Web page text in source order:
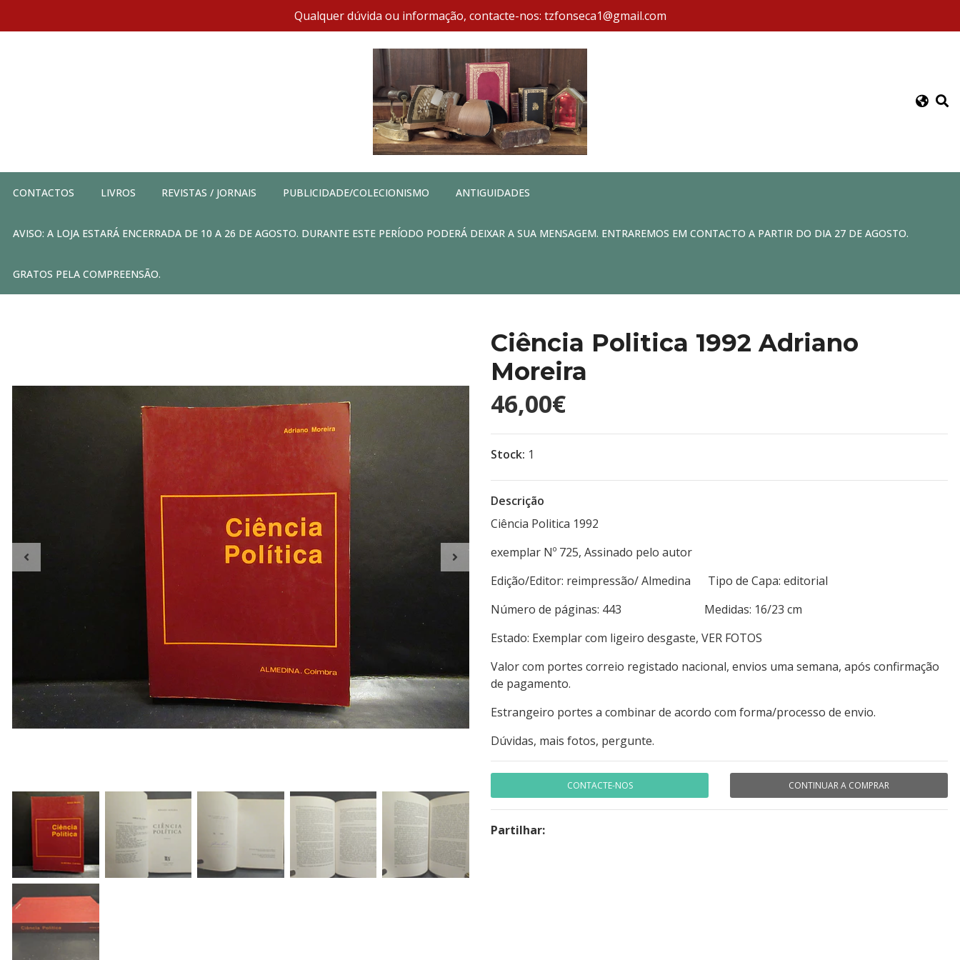
Qualquer dúvida ou informação, contacte-nos: tzfonseca1@gmail.com
CONTACTOS LIVROS REVISTAS / JORNAIS PUBLICIDADE/COLECIONISMO ANTIGUIDADES
AVISO: A LOJA ESTARÁ ENCERRADA DE 10 A 26 DE AGOSTO. DURANTE ESTE PERÍODO PODERÁ DEIXAR A SUA MENSAGEM. ENTRAREMOS EM CONTACTO A PARTIR DO DIA 27 DE AGOSTO.
GRATOS PELA COMPREENSÃO.
Ciência Politica 1992 Adriano
Moreira
46,00€
Stock: 1
Descrição
Ciência Politica 1992
exemplar Nº 725, Assinado pelo autor
Edição/Editor: reimpressão/ Almedina Tipo de Capa: editorial
Número de páginas: 443 Medidas: 16/23 cm
Estado: Exemplar com ligeiro desgaste, VER FOTOS
Valor com portes correio registado nacional, envios uma semana, após confirmação
de pagamento.
Estrangeiro portes a combinar de acordo com forma/processo de envio.
Dúvidas, mais fotos, pergunte.
CONTACTE-NOS CONTINUAR A COMPRAR
Partilhar: